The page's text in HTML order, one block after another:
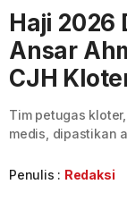
Haji 2026
Ansar
CJH
Tim petugas
medis, dipastikan
Penulis : Redaksi